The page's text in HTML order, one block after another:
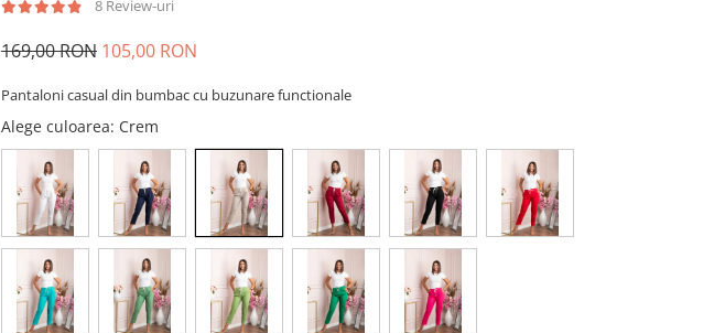
8 Review-uri
169,00 RON 105,00 RON
Pantaloni casual din bumbac cu buzunare functionale
Alege culoarea: Crem